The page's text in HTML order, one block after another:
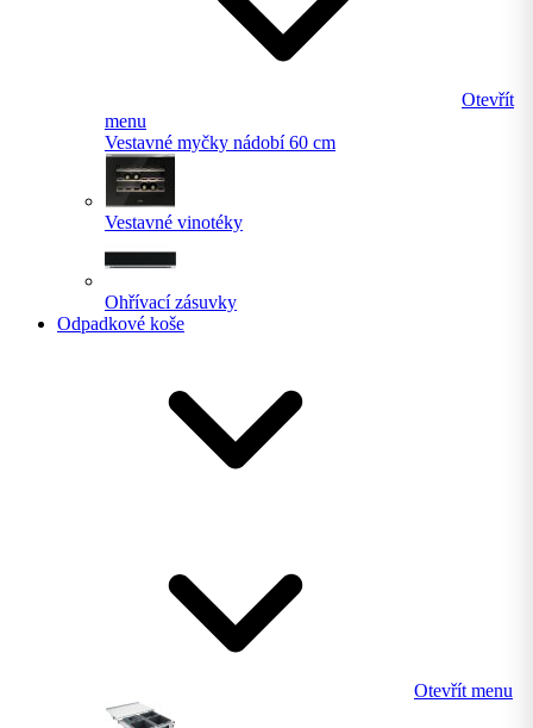
Otevřít
menu
Vestavné myčky nádobí 60 cm
Vestavné vinotéky
Ohřívací zásuvky
Odpadkové koše
Otevřít menu